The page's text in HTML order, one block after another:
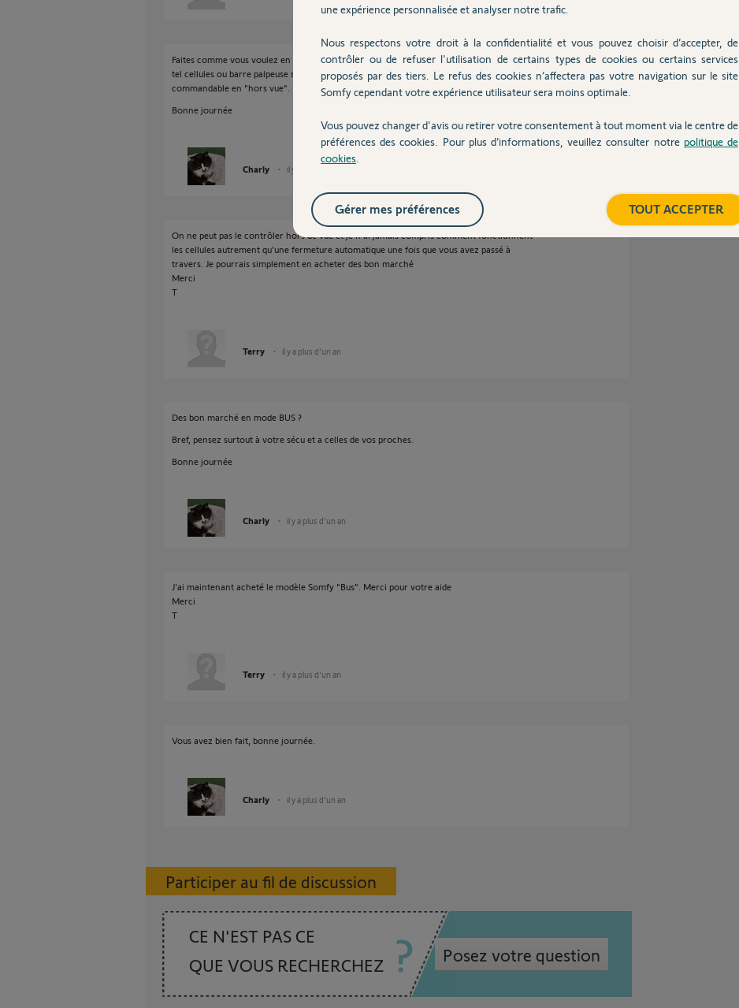
Faites comme vous voulez en sachant qu'il est obligatoire de poser un équipement de sécu
tel cellules ou barre palpeuse sur un automatisme de garage et portail, surtout s'il est
commandable en "hors vue".
Bonne journée
Charly il y a plus d'un an
On ne peut pas le contrôler hors de vue et je n'ai jamais compris comment fonctionnent
les cellules autrement qu'une fermeture automatique une fois que vous avez passé à
travers. Je pourrais simplement en acheter des bon marché
Merci
T
Terry il y a plus d'un an
Des bon marché en mode BUS ?
Bref, pensez surtout à votre sécu et a celles de vos proches.
Bonne journée
Charly il y a plus d'un an
J'ai maintenant acheté le modèle Somfy "Bus". Merci pour votre aide
Merci
T
Terry il y a plus d'un an
Vous avez bien fait, bonne journée.
Charly il y a plus d'un an
Participer au fil de discussion
CE N'EST PAS CE
QUE VOUS RECHERCHEZ
Posez votre question
une expérience personnalisée et analyser notre trafic.
Nous respectons votre droit à la confidentialité et vous pouvez choisir d’accepter, de
contrôler ou de refuser l'utilisation de certains types de cookies ou certains services
proposés par des tiers. Le refus des cookies n’affectera pas votre navigation sur le site
Somfy cependant votre expérience utilisateur sera moins optimale.
Vous pouvez changer d'avis ou retirer votre consentement à tout moment via le centre de
préférences des cookies. Pour plus d’informations, veuillez consulter notre politique de
cookies
TOUT ACCEPTER
Gérer mes préférences